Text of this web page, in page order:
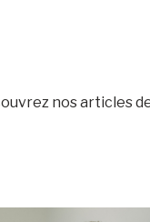
nos articles